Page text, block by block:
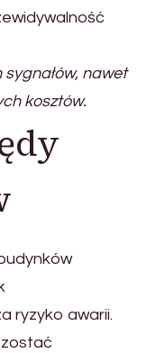
nawet
kosztów.
ryzyko awarii.